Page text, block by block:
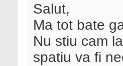
Salut,
Ma tot bate
Nu stiu cam
spatiu va fi